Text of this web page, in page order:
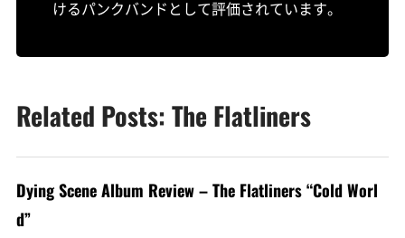
けるパンクバンドとして評価されています。
Related Posts: The Flatliners
Dying Scene Album Review – The Flatliners “Cold Worl
d”